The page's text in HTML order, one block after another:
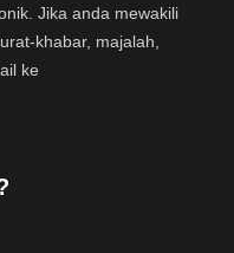
Jika anda mewakili
khabar, majalah,
ke